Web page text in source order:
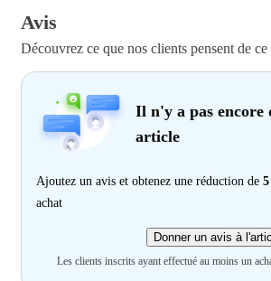
Avis
Découvrez ce que nos clients pensent de ce
Il n'y a pas encore
article
Ajoutez un avis et obtenez une réduction de
achat
Donner un avis à
Les clients inscrits ayant effectué au moins un